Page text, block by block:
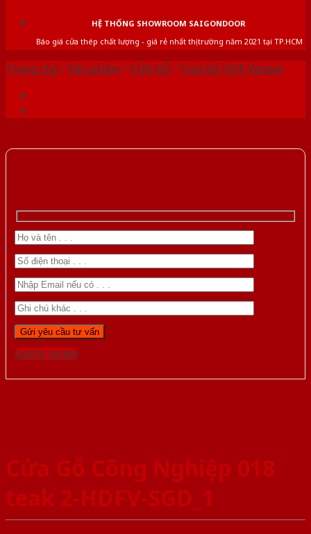
HỆ THỐNG SHOWROOM SAIGONDOOR
Báo giá cửa thép chất lượng - giá rẻ nhất thị trường năm 2021 tại TP.HCM
Trang chủ /Sản phẩm /CỬA GỖ /Cửa Gỗ HDF Veneer
Gọi 0976.169.864
Cửa Gỗ Công Nghiệp 018
teak 2-HDFV-SGD_1